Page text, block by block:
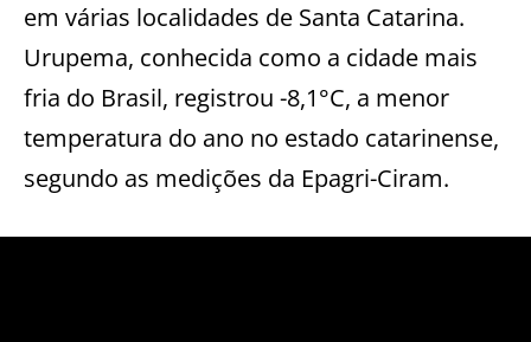
em várias localidades de Santa Catarina.
Urupema, conhecida como a cidade mais
fria do Brasil, registrou -8,1°C, a menor
temperatura do ano no estado catarinense,
segundo as medições da Epagri-Ciram.